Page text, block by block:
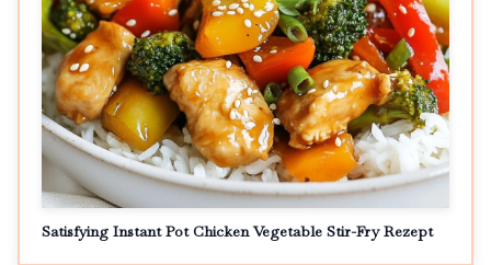
Satisfying Instant Pot Chicken Vegetable Stir-Fry Rezept